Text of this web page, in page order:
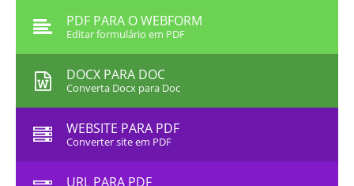
PDF PARA O WEBFORM
Editar formulário em PDF
DOCX PARA DOC
Converta Docx para Doc
WEBSITE PARA PDF
Converter site em PDF
URL PARA PDF